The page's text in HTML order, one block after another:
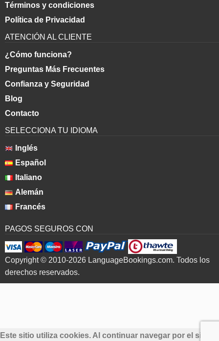
Términos y condiciones
Política de Privacidad
ATENCIÓN AL CLIENTE
¿Cómo funciona?
Preguntas Más Frecuentes
Confianza y Seguridad
Blog
Contacto
SELECCIONA TU IDIOMA
Inglés
Español
Italiano
Alemán
Francés
PAGOS SEGUROS CON
Copyright © 2010-2026 LanguageBookings.com. Todos los
derechos reservados.
Este sitio utiliza cookies. Al continuar navegar por el sitio,